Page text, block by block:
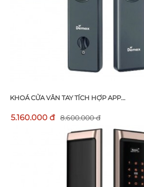
KHOÁ CỬA VÂN TAY TÍCH HỢP APP...
5.160.000 đ 8.600.000 đ